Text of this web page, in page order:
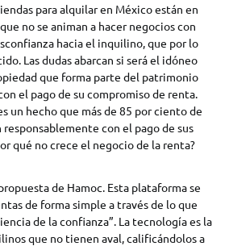
para alquilar en México están en
no se animan a hacer negocios con
hacia el inquilino, que por lo
Las dudas abarcan si será el idóneo
que forma parte del patrimonio
el pago de su compromiso de renta.
un hecho que más de 85 por ciento de
con el pago de sus
qué no crece el negocio de la renta?
de Hamoc. Esta plataforma se
de forma simple a través de lo que
de la confianza”. La tecnología es la
que no tienen aval, calificándolos a